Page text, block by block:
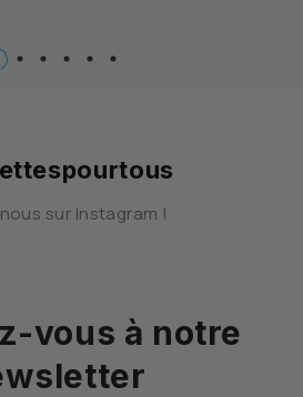
sur Instagram !
vous à notre